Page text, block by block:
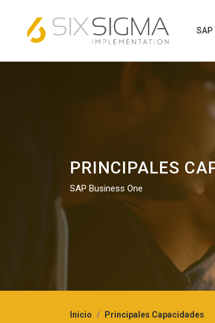
SAP
PRINCIPALES
SAP Business One
Inicio Principales Capacidades